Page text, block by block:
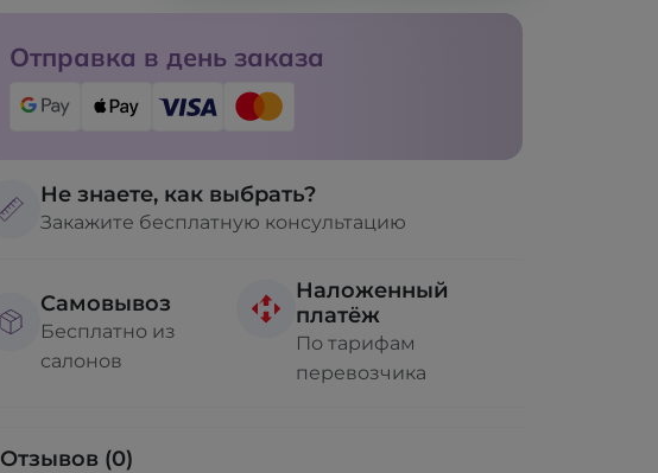
Отправка в день заказа
Не знаете, как выбрать?
Закажите бесплатную консультацию
Самовывоз
Бесплатно из
салонов
Наложенный
платёж
По тарифам
перевозчика
Отзывов (0)